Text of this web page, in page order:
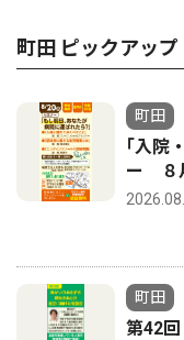
町田 ピックアッ
町田
｢入院
ー ８
町田
第42